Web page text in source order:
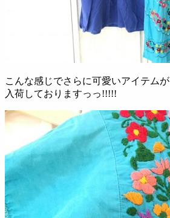
こんな感じでさらに可愛いアイテムが
入荷しておりますっっ!!!!!